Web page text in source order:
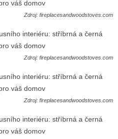
Zdroj: fireplacesandwoodstoves.com
Zdroj: fireplacesandwoodstoves.com
Zdroj: fireplacesandwoodstoves.com